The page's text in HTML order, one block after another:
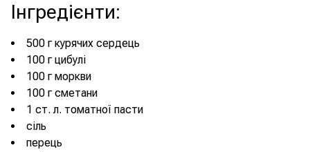
Інгредієнти:
500 г курячих сердець
100 г цибулі
100 г моркви
100 г сметани
1 ст. л. томатної пасти
сіль
перець